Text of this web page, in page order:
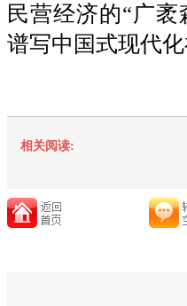
民营经济的“广
谱写中国式现代化
相关阅读: